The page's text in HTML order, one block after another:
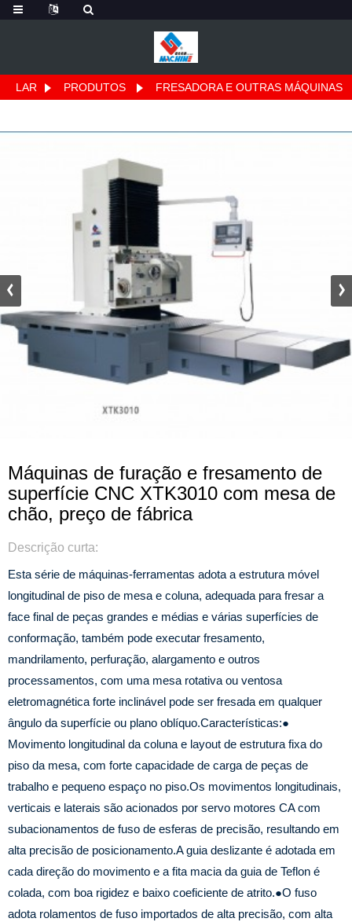
LAR PRODUTOS FRESADORA E OUTRAS MÁQUINAS
Máquinas de furação e fresamento de
superfície CNC XTK3010 com mesa de
chão, preço de fábrica
Descrição curta:
Esta série de máquinas-ferramentas adota a estrutura móvel
longitudinal de piso de mesa e coluna, adequada para fresar a
face final de peças grandes e médias e várias superfícies de
conformação, também pode executar fresamento,
mandrilamento, perfuração, alargamento e outros
processamentos, com uma mesa rotativa ou ventosa
eletromagnética forte inclinável pode ser fresada em qualquer
ângulo da superfície ou plano oblíquo.Características:●
Movimento longitudinal da coluna e layout de estrutura fixa do
piso da mesa, com forte capacidade de carga de peças de
trabalho e pequeno espaço no piso.Os movimentos longitudinais,
verticais e laterais são acionados por servo motores CA com
subacionamentos de fuso de esferas de precisão, resultando em
alta precisão de posicionamento.A guia deslizante é adotada em
cada direção do movimento e a fita macia da guia de Teflon é
colada, com boa rigidez e baixo coeficiente de atrito.●O fuso
adota rolamentos de fuso importados de alta precisão, com alta